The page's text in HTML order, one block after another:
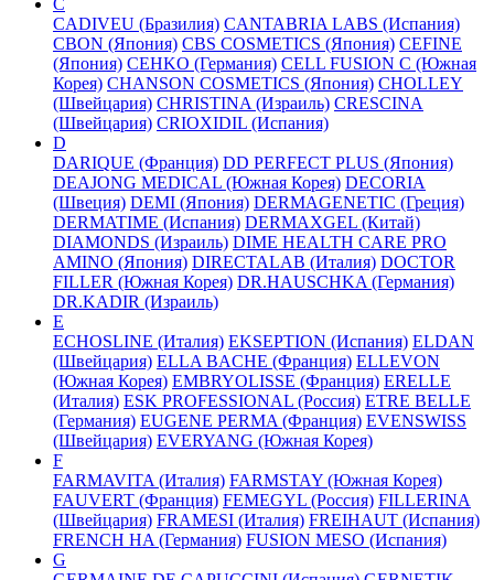
CADIVEU (Бразилия) CANTABRIA LABS (Испания)
CBON (Япония) CBS COSMETICS (Япония) CEFINE
(Япония) CEHKO (Германия) CELL FUSION C (Южная
Корея) CHANSON COSMETICS (Япония) CHOLLEY
(Швейцария) CHRISTINA (Израиль) CRESCINA
(Швейцария) CRIOXIDIL (Испания)
D
DARIQUE (Франция) DD PERFECT PLUS (Япония)
DEAJONG MEDICAL (Южная Корея) DECORIA
(Швеция) DEMI (Япония) DERMAGENETIC (Греция)
DERMATIME (Испания) DERMAXGEL (Китай)
DIAMONDS (Израиль) DIME HEALTH CARE PRO
AMINO (Япония) DIRECTALAB (Италия) DOCTOR
FILLER (Южная Корея) DR.HAUSCHKA (Германия)
DR.KADIR (Израиль)
E
ECHOSLINE (Италия) EKSEPTION (Испания) ELDAN
(Швейцария) ELLA BACHE (Франция) ELLEVON
(Южная Корея) EMBRYOLISSE (Франция) ERELLE
(Италия) ESK PROFESSIONAL (Россия) ETRE BELLE
(Германия) EUGENE PERMA (Франция) EVENSWISS
(Швейцария) EVERYANG (Южная Корея)
F
FARMAVITA (Италия) FARMSTAY (Южная Корея)
FAUVERT (Франция) FEMEGYL (Россия) FILLERINA
(Швейцария) FRAMESI (Италия) FREIHAUT (Испания)
FRENCH HA (Германия) FUSION MESO (Испания)
G